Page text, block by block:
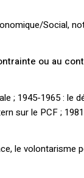
Social,
ou au
; 1945-1965 : le
sur le PCF ;
le volontarisme